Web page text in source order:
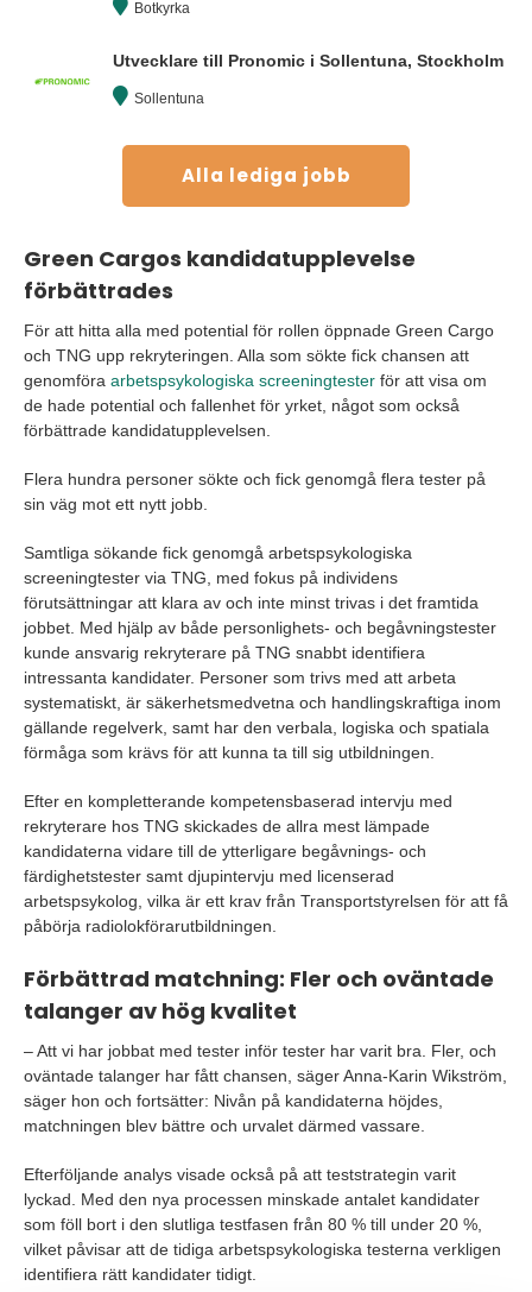
Botkyrka
Utvecklare till Pronomic i Sollentuna, Stockholm
Sollentuna
Alla lediga jobb
Green Cargos kandidatupplevelse
förbättrades
För att hitta alla med potential för rollen öppnade Green Cargo
och TNG upp rekryteringen. Alla som sökte fick chansen att
genomföra arbetspsykologiska screeningtester för att visa om
de hade potential och fallenhet för yrket, något som också
förbättrade kandidatupplevelsen.
Flera hundra personer sökte och fick genomgå flera tester på
sin väg mot ett nytt jobb.
Samtliga sökande fick genomgå arbetspsykologiska
screeningtester via TNG, med fokus på individens
förutsättningar att klara av och inte minst trivas i det framtida
jobbet. Med hjälp av både personlighets- och begåvningstester
kunde ansvarig rekryterare på TNG snabbt identifiera
intressanta kandidater. Personer som trivs med att arbeta
systematiskt, är säkerhetsmedvetna och handlingskraftiga inom
gällande regelverk, samt har den verbala, logiska och spatiala
förmåga som krävs för att kunna ta till sig utbildningen.
Efter en kompletterande kompetensbaserad intervju med
rekryterare hos TNG skickades de allra mest lämpade
kandidaterna vidare till de ytterligare begåvnings- och
färdighetstester samt djupintervju med licenserad
arbetspsykolog, vilka är ett krav från Transportstyrelsen för att få
påbörja radiolokförarutbildningen.
Förbättrad matchning: Fler och oväntade
talanger av hög kvalitet
– Att vi har jobbat med tester inför tester har varit bra. Fler, och
oväntade talanger har fått chansen, säger Anna-Karin Wikström,
säger hon och fortsätter: Nivån på kandidaterna höjdes,
matchningen blev bättre och urvalet därmed vassare.
Efterföljande analys visade också på att teststrategin varit
lyckad. Med den nya processen minskade antalet kandidater
som föll bort i den slutliga testfasen från 80 % till under 20 %,
vilket påvisar att de tidiga arbetspsykologiska testerna verkligen
identifiera rätt kandidater tidigt.